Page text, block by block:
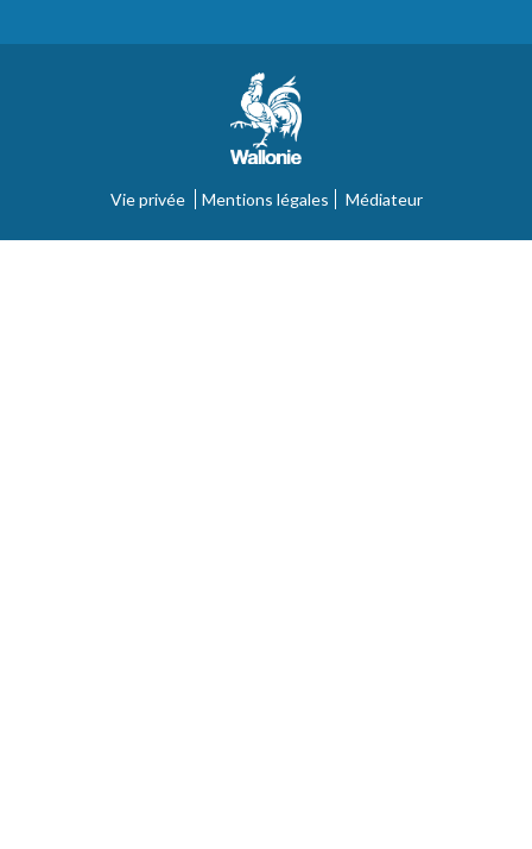
Vie privée Mentions légales Médiateur